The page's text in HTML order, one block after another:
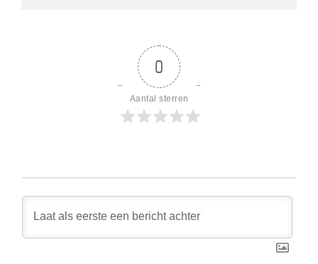
0
Aantal sterren